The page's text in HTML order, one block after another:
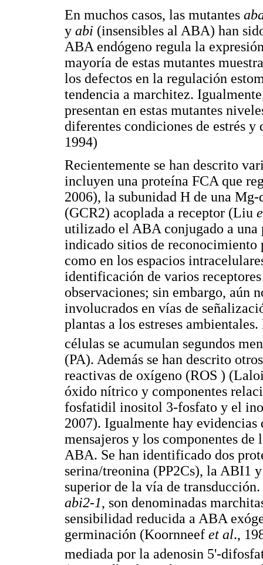
En muchos casos, las mutantes
y abi (insensibles al ABA) han
ABA endógeno regula la
mayoría de estas mutantes
los defectos en la regulación
tendencia a marchitez.
presentan en estas mutantes
diferentes condiciones de estrés
1994)
Recientemente se han descrito
incluyen una proteína FCA que
2006), la subunidad H de una
(GCR2) acoplada a receptor (Liu
utilizado el ABA conjugado a una
indicado sitios de
como en los espacios
identificación de varios
observaciones; sin embargo, aún
involucrados en vías de
plantas a los estreses
células se acumulan segundos
(PA). Además se han descrito
reactivas de oxígeno (ROS )
óxido nítrico y componentes
fosfatidil inositol 3-fosfato y el
2007). Igualmente hay evidencias
mensajeros y los componentes de
ABA. Se han identificado dos
serina/treonina (PP2Cs), la ABI1
superior de la vía de
abi2-1, son denominadas
sensibilidad reducida a ABA
germinación (Koornneef et al.,
mediada por la adenosin 5'-